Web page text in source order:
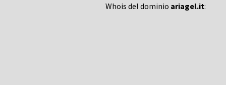
Whois del dominio ariagel.it: